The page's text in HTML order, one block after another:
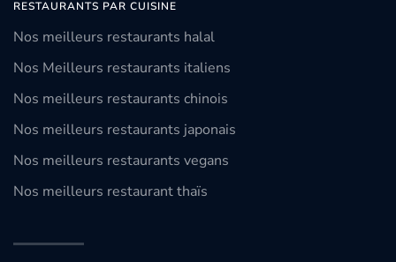
RESTAURANTS PAR CUISINE
Nos meilleurs restaurants halal
Nos Meilleurs restaurants italiens
Nos meilleurs restaurants chinois
Nos meilleurs restaurants japonais
Nos meilleurs restaurants vegans
Nos meilleurs restaurant thaïs